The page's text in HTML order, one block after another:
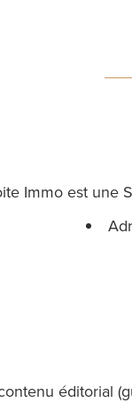
Immo est une
éditorial